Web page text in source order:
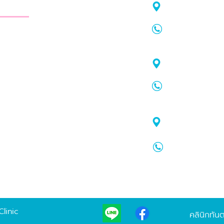
คลินิกทัน